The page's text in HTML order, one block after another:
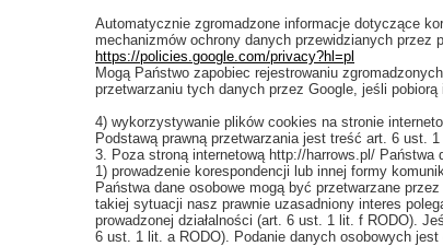
Automatycznie zgromadzone informacje dotyczące
mechanizmów ochrony danych przewidzianych przez
https://policies.google.com/privacy?hl=pl
Mogą Państwo zapobiec rejestrowaniu
przetwarzaniu tych danych przez Google, jeśli
4) wykorzystywanie plików cookies na stronie
Podstawą prawną przetwarzania jest treść art. 6 ust.
3. Poza stroną internetową http://harrows.pl/
1) prowadzenie korespondencji lub innej formy
Państwa dane osobowe mogą być przetwarzane
takiej sytuacji nasz prawnie uzasadniony interes
prowadzonej działalności (art. 6 ust. 1 lit. f RODO).
6 ust. 1 lit. a RODO). Podanie danych osobowych